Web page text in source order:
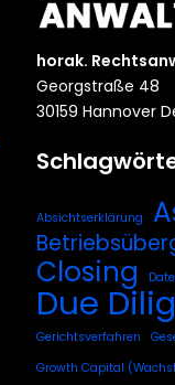
horak.
Georgstraße 48
30159 Hannover
Absichtserklärung
Closing
Due
Gerichtsverfahren
Growth Capital